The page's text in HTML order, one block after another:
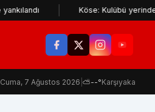
Köse: Kulübü yerinden edenler
Cuma, 7 Ağustos 2026 ⛅--°Karşıyaka